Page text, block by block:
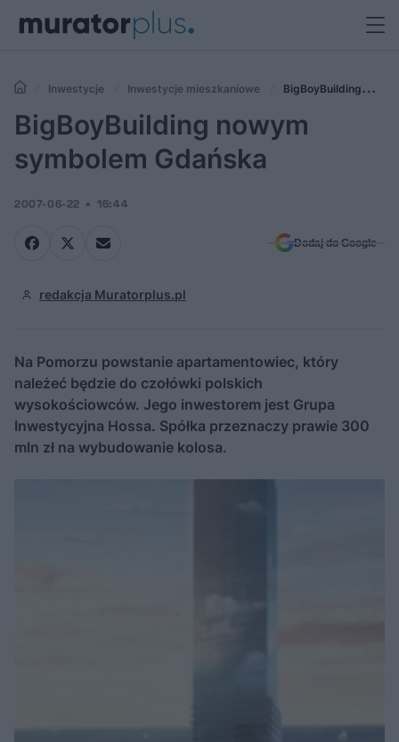
Inwestycje Inwestycje mieszkaniowe
BigBoyBuilding
nowym symbolem Gdańska
BigBoyBuilding nowym
symbolem Gdańska
2007-06-22 16:44
Dodaj do Google
redakcja Muratorplus.pl
Na Pomorzu powstanie apartamentowiec, który
należeć będzie do czołówki polskich
wysokościowców. Jego inwestorem jest Grupa
Inwestycyjna Hossa. Spółka przeznaczy prawie 300
mln zł na wybudowanie kolosa.